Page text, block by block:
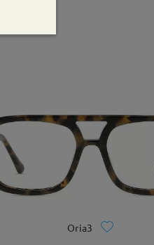
Oria3